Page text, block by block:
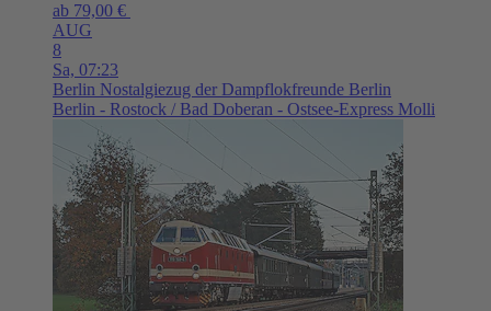
ab 79,00 €
AUG
8
Sa, 07:23
Berlin Nostalgiezug der Dampflokfreunde Berlin
Berlin - Rostock / Bad Doberan - Ostsee-Express Molli